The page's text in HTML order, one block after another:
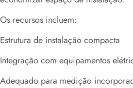
Os recursos incluem:
Estrutura de instalação compacta
Integração com equipamentos
Adequado para medição